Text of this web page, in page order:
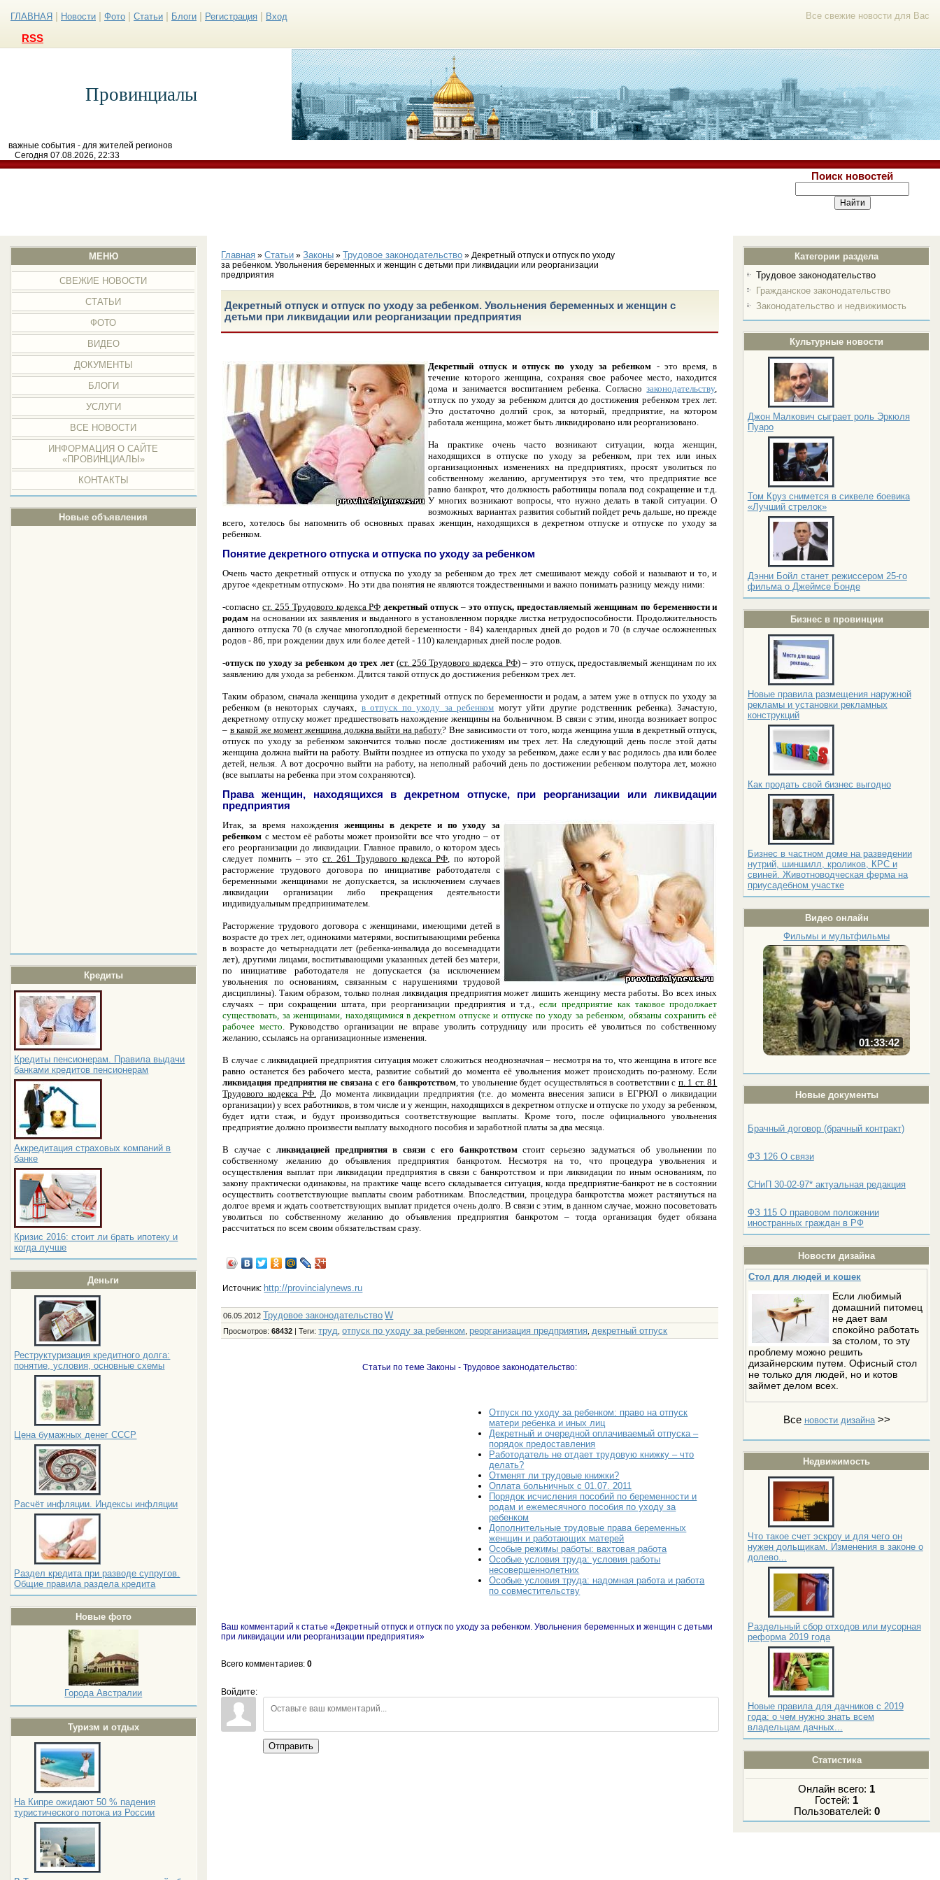
Все свежие новости для Вас
ГЛАВНАЯ Новости Фото Статьи Блоги Регистрация Вход
RSS
Провинциалы
важные события - для жителей регионов
Сегодня 07.08.2026, 22:33
Поиск новостей
МЕНЮ
СВЕЖИЕ НОВОСТИ
СТАТЬИ
ФОТО
ВИДЕО
ДОКУМЕНТЫ
БЛОГИ
УСЛУГИ
ВСЕ НОВОСТИ
ИНФОРМАЦИЯ О САЙТЕ
«ПРОВИНЦИАЛЫ»
КОНТАКТЫ
Новые объявления
Кредиты
Кредиты пенсионерам. Правила выдачи
банками кредитов пенсионерам
Аккредитация страховых компаний в
банке
Кризис 2016: стоит ли брать ипотеку и
когда лучше
Деньги
Реструктуризация кредитного долга:
понятие, условия, основные схемы
Цена бумажных денег СССР
Расчёт инфляции. Индексы инфляции
Раздел кредита при разводе супругов.
Общие правила раздела кредита
Новые фото
Города Австралии
Туризм и отдых
На Кипре ожидают 50 % падения
туристического потока из России
Категории раздела
Трудовое законодательство
Гражданское законодательство
Законодательство и недвижимость
Культурные новости
Джон Малкович сыграет роль Эркюля
Пуаро
Том Круз снимется в сиквеле боевика
«Лучший стрелок»
Дэнни Бойл станет режиссером 25-го
фильма о Джеймсе Бонде
Бизнес в провинции
Новые правила размещения наружной
рекламы и установки рекламных
конструкций
Как продать свой бизнес выгодно
Бизнес в частном доме на разведении
нутрий, шиншилл, кроликов, КРС и
свиней. Животноводческая ферма на
приусадебном участке
Видео онлайн
Фильмы и мультфильмы
01:33:42
Новые документы
Брачный договор (брачный контракт)
ФЗ 126 О связи
СНиП 30-02-97* актуальная редакция
ФЗ 115 О правовом положении
иностранных граждан в РФ
Новости дизайна
Стол для людей и кошек
Если любимый
домашний питомец
не дает вам
спокойно работать
за столом, то эту
проблему можно решить
дизайнерским путем. Офисный стол
не только для людей, но и котов
займет делом всех.
Все новости дизайна>>
Недвижимость
Что такое счет эскроу и для чего он
нужен дольщикам. Изменения в законе о
долево...
Раздельный сбор отходов или мусорная
реформа 2019 года
Новые правила для дачников с 2019
года: о чем нужно знать всем
владельцам дачных...
Статистика
Онлайн всего: 1
Гостей: 1
Пользователей: 0
Главная »Статьи »Законы » Трудовое законодательство » Декретный отпуск и отпуск по уходу
за ребенком. Увольнения беременных и женщин с детьми при ликвидации или реорганизации
предприятия
Декретный отпуск и отпуск по уходу за ребенком. Увольнения беременных и женщин с
детьми при ликвидации или реорганизации предприятия
Декретный отпуск и отпуск по уходу за ребенком - это время, в
течение которого женщина, сохраняя свое рабочее место, находится
дома и занимается воспитанием ребенка. Согласнозаконодательству,
отпуск по уходу за ребенком длится до достижения ребенком трех лет.
Это достаточно долгий срок, за который, предприятие, на котором
работала женщина, может быть ликвидировано или реорганизовано.
На практике очень часто возникают ситуации, когда женщин,
находящихся в отпуске по уходу за ребенком, при тех или иных
организационных изменениях на предприятиях, просят уволиться по
собственному желанию, аргументируя это тем, что предприятие все
равно банкрот, что должность работницы попала под сокращение и т.д.
У многих возникают вопросы, что нужно делать в такой ситуации. О
возможных вариантах развития событий пойдет речь дальше, но прежде
всего, хотелось бы напомнить об основных правах женщин, находящихся в декретном отпуске и отпуске по уходу за
ребенком
Понятие декретного отпуска и отпуска по уходу за ребенком
Очень часто декретный отпуск и отпуска по уходу за ребенком до трех лет смешивают между собой и называют и то, и
другое «декретным отпуском». Но эти два понятия не являются тождественными и важно понимать разницу между ними:
-согласност. 255 Трудового кодекса РФ декретный отпуск – это отпуск, предоставляемый женщинам по беременности и
родам на основании их заявления и выданного в установленном порядке листка нетрудоспособности. Продолжительность
данного отпуска 70 (в случае многоплодной беременности - 84) календарных дней до родов и 70 (в случае осложненных
родов - 86, при рождении двух или более детей - 110) календарных дней после родов.
-отпуск по уходу за ребенком до трех лет (ст. 256 Трудового кодекса РФ) – это отпуск, предоставляемый женщинам по их
заявлению для ухода за ребенком. Длится такой отпуск до достижения ребенком трех лет.
Таким образом, сначала женщина уходитв декретный отпуск по беременности и родам , а затем уже в отпуск по уходу за
ребенком (в некоторых случаях, в отпуск по уходу за ребенком могут уйти другие родственник ребенка). Зачастую,
декретному отпуску может предшествовать нахождение женщины на больничном. В связи с этим, иногда возникает вопрос
– в какой же момент женщина должна выйти на работу? Вне зависимости от того, когда женщина ушла в декретный отпуск,
отпуск по уходу за ребенком закончится только после достижениям им трех лет. На следующий день после этой даты
женщина должна выйти на работу. Выйти позднее из отпуска по уходу за ребенком, даже если у вас родилось два или более
детей, нельзя. А вот досрочно выйти на работу, на неполный рабочий день по достижении ребенком полутора лет, можно
(все выплаты на ребенка при этом сохраняются).
Права женщин, находящихся в декретном отпуске, при реорганизации или ликвидации
предприятия
Итак, за время нахождения женщины в декрете и по уходу за
ребенком с местом её работы может произойти все что угодно – от
его реорганизации до ликвидации. Главное правило, о котором здесь
следует помнить – этост. 261 Трудового кодекса РФ, по которой
расторжение трудового договора по инициативе работодателя с
беременными женщинами не допускается, за исключением случаев
ликвидации организации либо прекращения деятельности
индивидуальным предпринимателем.
Расторжение трудового договора с женщинами, имеющими детей в
возрасте до трех лет, одинокими матерями, воспитывающими ребенка
в возрасте до четырнадцати лет (ребенка-инвалида до восемнадцати
лет), другими лицами, воспитывающими указанных детей без матери,
по инициативе работодателя не допускается (за исключением
увольнения по основаниям, связанным с нарушениями трудовой
дисциплины). Таким образом, только полная ликвидация предприятия может лишить женщину места работы. Во всех иных
случаях – при сокращении штата, при реорганизации предприятия и т.д.,если предприятие как таковое продолжает
существовать, за женщинами, находящимися в декретном отпуске и отпуске по уходу за ребенком, обязаны сохранить её
рабочее место. Руководство организации не вправе уволить сотрудницу или просить её уволиться по собственному
желанию, ссылаясь на организационные изменения.
В случае с ликвидацией предприятия ситуация может сложиться неоднозначная – несмотря на то, что женщина в итоге все
равно останется без рабочего места, развитие событий до момента её увольнения может происходить по-разному. Если
ликвидация предприятия не связана с его банкротством, то увольнение будет осуществляться в соответствии с п. 1 ст. 81
Трудового кодекса РФ.До момента ликвидации предприятия (т.е. до момента внесения записи в ЕГРЮЛ о ликвидации
организации) у всех работников, в том числе и у женщин, находящихся в декретном отпуске и отпуске по уходу за ребенком,
будет идти стаж, и будут производиться соответствующие выплаты. Кроме того, после официального увольнения
предприятие должно произвести выплату выходного пособия и заработной платы за два месяца.
В случае с ликвидацией предприятия в связи с его банкротствомстоит серьезно задуматься об увольнении по
собственному желанию до объявления предприятия банкротом. Несмотря на то, что процедура увольнения и
осуществления выплат при ликвидации предприятия в связи с банкротством и при ликвидации по иным основаниям, по
закону практически одинаковы, на практике чаще всего складывается ситуация, когда предприятие-банкрот не в состоянии
осуществить соответствующие выплаты своим работникам. Впоследствии, процедура банкротства может растянуться на
долгое время и ждать соответствующих выплат придется очень долго. В связи с этим, в данном случае, можно посоветовать
уволиться по собственному желанию до объявления предприятия банкротом – тогда организация будет обязана
рассчитаться по всем своим обязательствам сразу.
Источник: http://provincialynews.ru
06.05.2012 Трудовое законодательство W
Просмотров:68432 |Теги:труд ,отпуск по уходу за ребенком ,реорганизация предприятия декретный отпуск
Статьи по теме Законы - Трудовое законодательство:
Отпуск по уходу за ребенком: право на отпуск
матери ребенка и иных лиц
Декретный и очередной оплачиваемый отпуска –
порядок предоставления
Работодатель не отдает трудовую книжку – что
делать?
Отменят ли трудовые книжки?
Оплата больничных с 01.07. 2011
Порядок исчисления пособий по беременности и
родам и ежемесячного пособия по уходу за
ребенком
Дополнительные трудовые права беременных
женщин и работающих матерей
Особые режимы работы: вахтовая работа
Особые условия труда: условия работы
несовершеннолетних
Особые условия труда: надомная работа и работа
по совместительству
Ваш комментарий к статье «Декретный отпуск и отпуск по уходу за ребенком. Увольнения беременных и женщин с детьми
при ликвидации или реорганизации предприятия»
Всего комментариев:0
Войдите:
Отправить